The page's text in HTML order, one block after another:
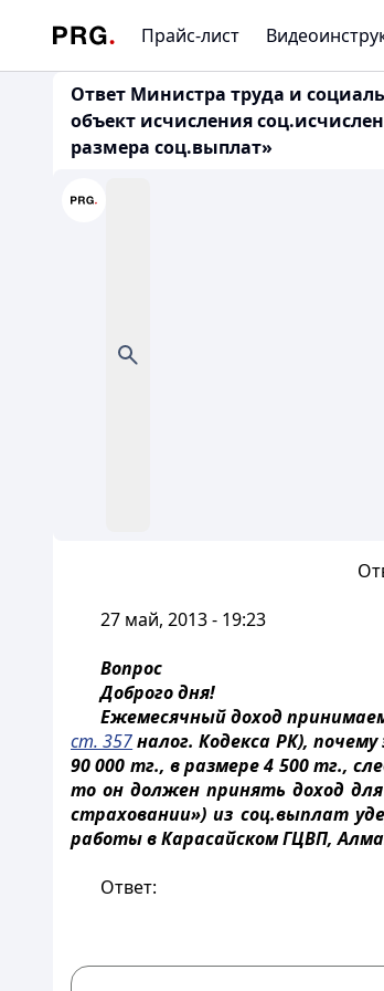
Прайс-лист
Ответ Министра труда и
объект исчисления
размера соц.выплат»
Ответ
27 май, 2013 - 19:23
Вопрос
Доброго дня!
Ежемесячный доход
ст. 357налог. Кодекса РК),
90 000 тг., в размере 4 500 тг.,
то он должен принять доход
страховании») из соц.выплат
работы в Карасайском ГЦВП,
Ответ: